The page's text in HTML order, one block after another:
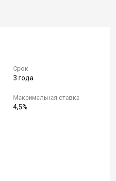
Срок
3 года
Максимальная ставка
4,5%